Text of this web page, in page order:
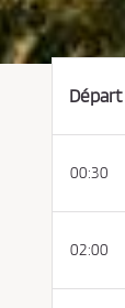
e
l
e
c
o
d
i
e
n
Départ
00:30
02:00